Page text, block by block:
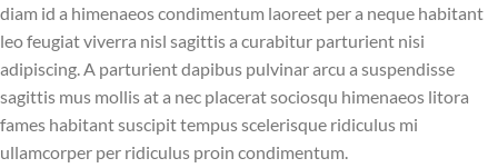
diam id a himenaeos condimentum laoreet per a neque habitant
leo feugiat viverra nisl sagittis a curabitur parturient nisi
adipiscing. A parturient dapibus pulvinar arcu a suspendisse
sagittis mus mollis at a nec placerat sociosqu himenaeos litora
fames habitant suscipit tempus scelerisque ridiculus mi
ullamcorper per ridiculus proin condimentum.